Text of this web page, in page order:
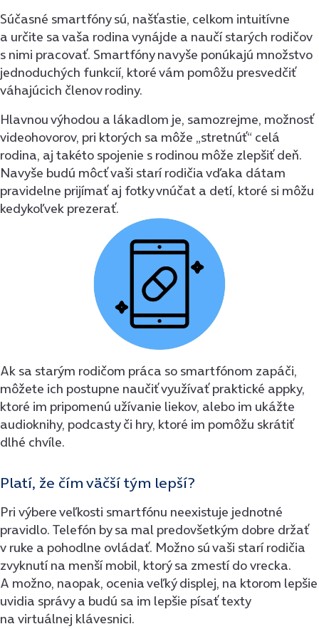
Súčasné smartfóny sú, našťastie, celkom intuitívne
a určite sa vaša rodina vynájde a naučí starých rodičov
s nimi pracovať. Smartfóny navyše ponúkajú množstvo
jednoduchých funkcií, ktoré vám pomôžu presvedčiť
váhajúcich členov rodiny.
Hlavnou výhodou a lákadlom je, samozrejme, možnosť
videohovorov, pri ktorých sa môže „stretnúť“ celá
rodina, aj takéto spojenie s rodinou môže zlepšiť deň.
Navyše budú môcť vaši starí rodičia vďaka dátam
pravidelne prijímať aj fotky vnúčat a detí, ktoré si môžu
kedykoľvek prezerať.
Ak sa starým rodičom práca so smartfónom zapáči,
môžete ich postupne naučiť využívať praktické appky,
ktoré im pripomenú užívanie liekov, alebo im ukážte
audioknihy, podcasty či hry, ktoré im pomôžu skrátiť
dlhé chvíle.
Platí, že čím väčší tým lepší?
Pri výbere veľkosti smartfónu neexistuje jednotné
pravidlo. Telefón by sa mal predovšetkým dobre držať
v ruke a pohodlne ovládať. Možno sú vaši starí rodičia
zvyknutí na menší mobil, ktorý sa zmestí do vrecka.
A možno, naopak, ocenia veľký displej, na ktorom lepšie
uvidia správy a budú sa im lepšie písať texty
na virtuálnej klávesnici.